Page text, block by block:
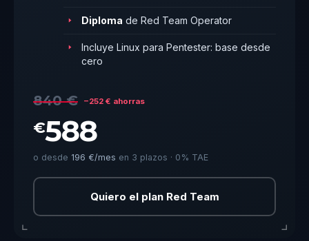
Diploma de Red Team Operator
Incluye Linux para Pentester: base desde
cero
840 € −252 € ahorras
€588
o desde 196 €/mes en 3 plazos · 0% TAE
Quiero el plan Red Team